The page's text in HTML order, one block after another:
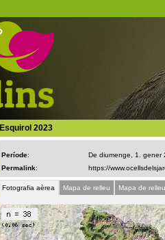
Esquirol 2023
Període:
De diumenge, 1. gener
Permalink:
Fotografia aèrea Mapa de relleu Mapa de